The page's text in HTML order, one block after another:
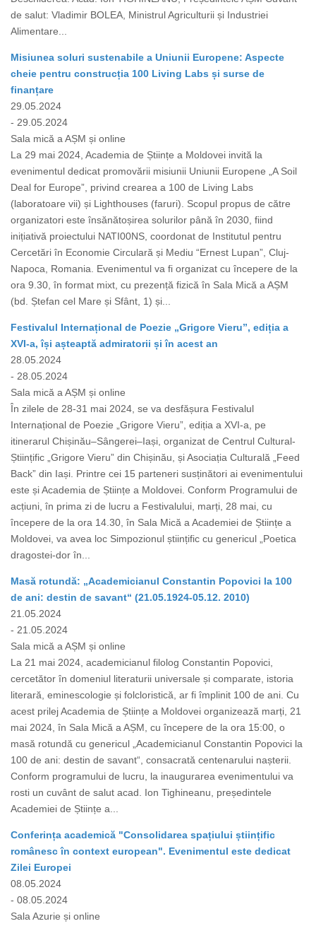
de salut: Vladimir BOLEA, Ministrul Agriculturii și Industriei
Alimentare...
Misiunea soluri sustenabile a Uniunii Europene: Aspecte
cheie pentru construcția 100 Living Labs și surse de
finanțare
29.05.2024
- 29.05.2024
Sala mică a AȘM și online
La 29 mai 2024, Academia de Științe a Moldovei invită la
evenimentul dedicat promovării misiunii Uniunii Europene „A Soil
Deal for Europe”, privind crearea a 100 de Living Labs
(laboratoare vii) și Lighthouses (faruri). Scopul propus de către
organizatori este însănătoșirea solurilor până în 2030, fiind
inițiativă proiectului NATI00NS, coordonat de Institutul pentru
Cercetări în Economie Circulară și Mediu “Ernest Lupan”, Cluj-
Napoca, Romania. Evenimentul va fi organizat cu începere de la
ora 9.30, în format mixt, cu prezență fizică în Sala Mică a AȘM
(bd. Ștefan cel Mare și Sfânt, 1) și...
Festivalul Internațional de Poezie „Grigore Vieru”, ediția a
XVI-a, își așteaptă admiratorii și în acest an
28.05.2024
- 28.05.2024
Sala mică a AȘM și online
În zilele de 28-31 mai 2024, se va desfășura Festivalul
Internațional de Poezie „Grigore Vieru”, ediția a XVI-a, pe
itinerarul Chișinău–Sângerei–Iași, organizat de Centrul Cultural-
Științific „Grigore Vieru” din Chișinău, și Asociația Culturală „Feed
Back” din Iași. Printre cei 15 parteneri susținători ai evenimentului
este și Academia de Științe a Moldovei. Conform Programului de
acțiuni, în prima zi de lucru a Festivalului, marți, 28 mai, cu
începere de la ora 14.30, în Sala Mică a Academiei de Științe a
Moldovei, va avea loc Simpozionul științific cu genericul „Poetica
dragostei-dor în...
Masă rotundă: „Academicianul Constantin Popovici la 100
de ani: destin de savant“ (21.05.1924-05.12. 2010)
21.05.2024
- 21.05.2024
Sala mică a AȘM și online
La 21 mai 2024, academicianul filolog Constantin Popovici,
cercetător în domeniul literaturii universale și comparate, istoria
literară, eminescologie și folcloristică, ar fi împlinit 100 de ani. Cu
acest prilej Academia de Științe a Moldovei organizează marți, 21
mai 2024, în Sala Mică a AȘM, cu începere de la ora 15:00, o
masă rotundă cu genericul „Academicianul Constantin Popovici la
100 de ani: destin de savant“, consacrată centenarului nașterii.
Conform programului de lucru, la inaugurarea evenimentului va
rosti un cuvânt de salut acad. Ion Tighineanu, președintele
Academiei de Științe a...
Conferința academică "Consolidarea spațiului științific
românesc în context european". Evenimentul este dedicat
Zilei Europei
08.05.2024
- 08.05.2024
Sala Azurie și online